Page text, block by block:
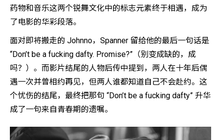
药物和音乐这两个锐舞文化中的标志元素终于相遇，成为
了电影的华彩段落。
面对即将搬走的 Johnno，Spanner 留给他的最后一句话是
“Don’t be a fucking dafty. Promise?”（别变成缺的，成
吗？）。而影片结尾的人物后传中提到，两人在十年后偶
遇一次并曾相约再见，但两人谁都知道自己不会赴约。这
个忧伤的结尾，最终把那句 “Don’t be a fucking dafty” 升华
成了一句来自青春期的遗嘱。